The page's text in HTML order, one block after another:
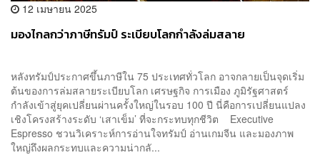
12 เมษายน 2025
มองไกลกว่าภาษีทรัมป์ ระเบียบโลกกำลังล่มสลาย
หลังทรัมป์ประกาศขึ้นภาษีใน 75 ประเทศทั่วโลก อาจกลายเป็นจุดเริ่ม
ต้นของการล่มสลายระเบียบโลก เศรษฐกิจ การเมือง ภูมิรัฐศาสตร์
กำลังเข้าสู่ยุคเปลี่ยนผ่านครั้งใหญ่ในรอบ 100 ปี นี่คือการเปลี่ยนแปลง
เชิงโครงสร้างระดับ ‘เสาเข็ม’ ที่จะกระทบทุกชีวิต Executive
Espresso ชวนวิเคราะห์การอ่านใจทรัมป์ อ่านเกมจีน และมองภาพ
ใหญ่ถึงผลกระทบและความน่ากลั...